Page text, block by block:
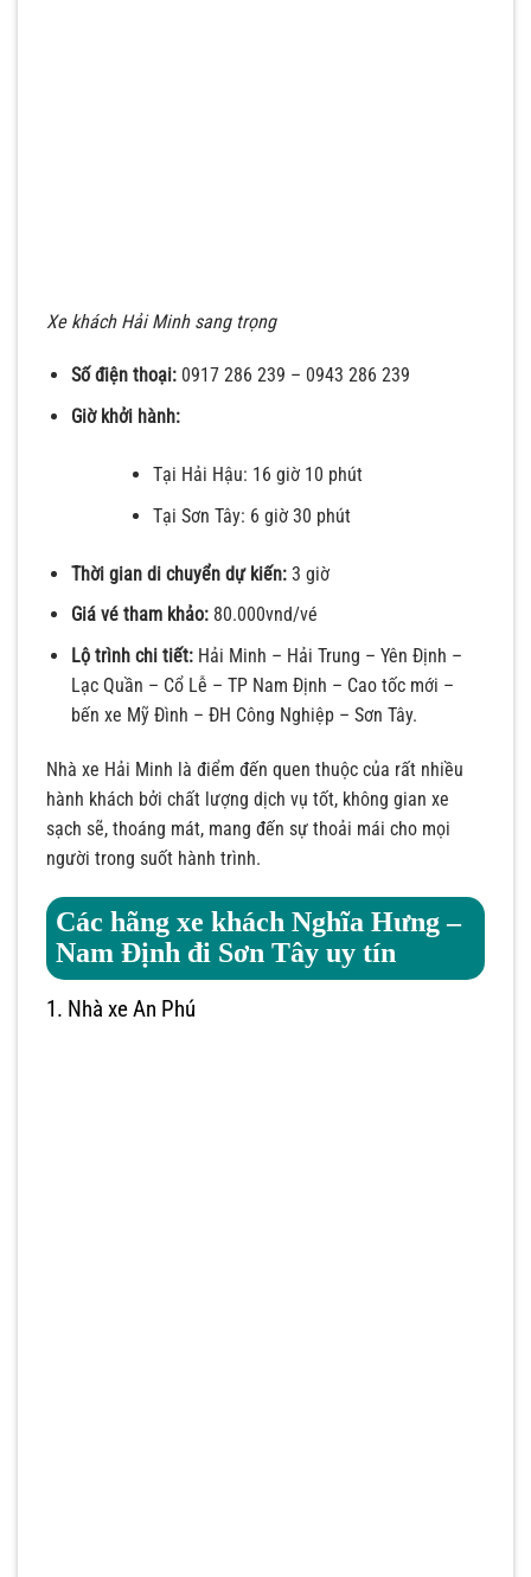
Xe khách Hải Minh sang trọng
Số điện thoại:0917 286 239 – 0943 286 239
Giờ khởi hành:
Tại Hải Hậu: 16 giờ 10 phút
Tại Sơn Tây: 6 giờ 30 phút
Thời gian di chuyển dự kiến:3 giờ
Giá vé tham khảo:80.000vnd/vé
Lộ trình chi tiết:Hải Minh – Hải Trung – Yên Định –
Lạc Quần – Cổ Lễ – TP Nam Định – Cao tốc mới –
bến xe Mỹ Đình – ĐH Công Nghiệp – Sơn Tây.
Nhà xe Hải Minh là điểm đến quen thuộc của rất nhiều
hành khách bởi chất lượng dịch vụ tốt, không gian xe
sạch sẽ, thoáng mát, mang đến sự thoải mái cho mọi
người trong suốt hành trình.
Các hãng xe khách Nghĩa Hưng –
Nam Định đi Sơn Tây uy tín
1. Nhà xe An Phú